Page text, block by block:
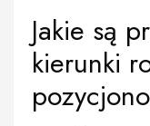
Jakie są
kierunki